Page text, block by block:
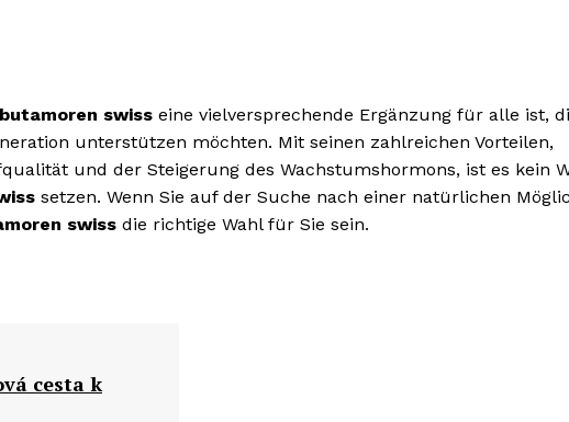
swiss eine vielversprechende Ergänzung für alle ist,
unterstützen möchten. Mit seinen zahlreichen Vorteilen,
und der Steigerung des Wachstumshormons, ist es kein
setzen. Wenn Sie auf der Suche nach einer natürlichen
swiss die richtige Wahl für Sie sein.
cesta k